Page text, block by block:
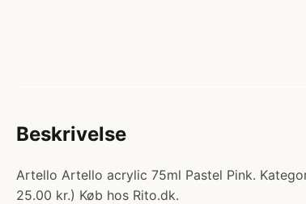
Beskrivelse
Artello Artello acrylic 75ml Pastel Pink.
25.00 kr.) Køb hos Rito.dk.